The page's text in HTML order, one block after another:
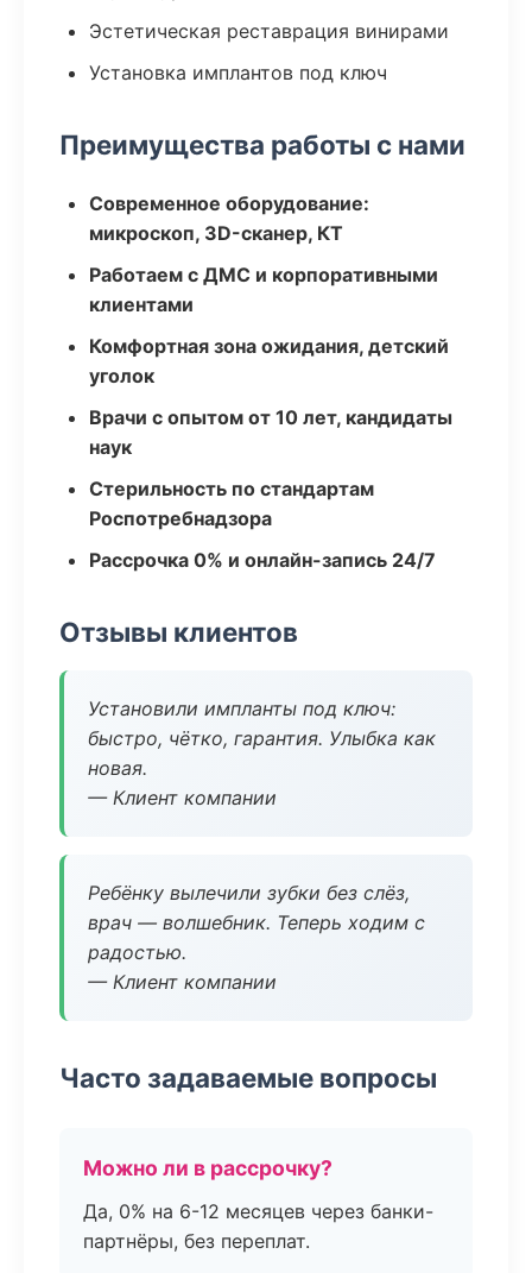
Эстетическая реставрация винирами
Установка имплантов под ключ
Преимущества работы с нами
Современное оборудование:
микроскоп, 3D-сканер, КТ
Работаем с ДМС и корпоративными
клиентами
Комфортная зона ожидания, детский
уголок
Врачи с опытом от 10 лет, кандидаты
наук
Стерильность по стандартам
Роспотребнадзора
Рассрочка 0% и онлайн-запись 24/7
Отзывы клиентов
Установили импланты под ключ:
быстро, чётко, гарантия. Улыбка как
новая.
— Клиент компании
Ребёнку вылечили зубки без слёз,
врач — волшебник. Теперь ходим с
радостью.
— Клиент компании
Часто задаваемые вопросы
Можно ли в рассрочку?
Да, 0% на 6-12 месяцев через банки-
партнёры, без переплат.